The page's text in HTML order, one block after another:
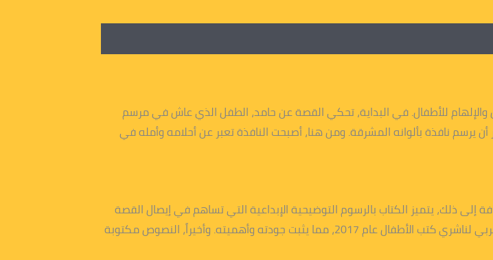
والإلهام للأطفال. في البداية، تحكي القصة عن حامد، الطفل الذي عاش في مرسم
يرسم نافذة بألوانه المشرقة. ومن هنا، أصبحت النافذة تعبر عن أحلامه وأمله في
إلى ذلك، يتميز الكتاب بالرسوم التوضيحية الإبداعية التي تساهم في إيصال القصة
بشكل مشوّق ومؤثر. علاوة على ذلك، حصل الكتاب على جائزة الملتقى العربي لناشري كتب الأطفال عام 2017، مما يثبت جودته وأهميته. وأخيراً، النصوص مكتوبة